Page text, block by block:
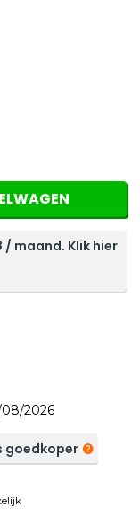
/ maand. Klik hier
2026
goedkoper